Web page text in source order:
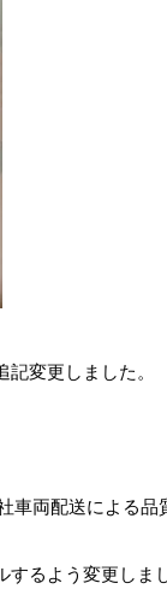
変更しました。
車両配送による品
るよう変更しまし